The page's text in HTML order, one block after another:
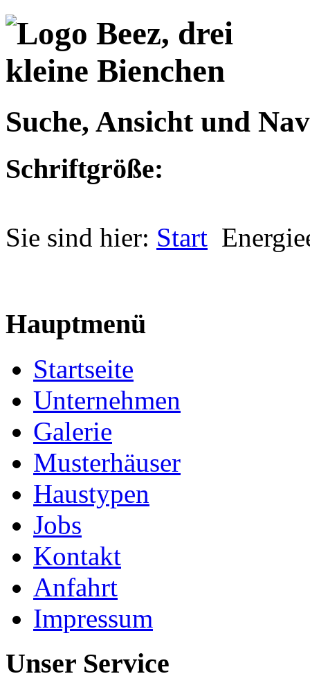
Suche, Ansicht und
Schriftgröße:
Sie sind hier: Start
Hauptmenü
Startseite
Unternehmen
Galerie
Musterhäuser
Haustypen
Jobs
Kontakt
Anfahrt
Impressum
Unser Service